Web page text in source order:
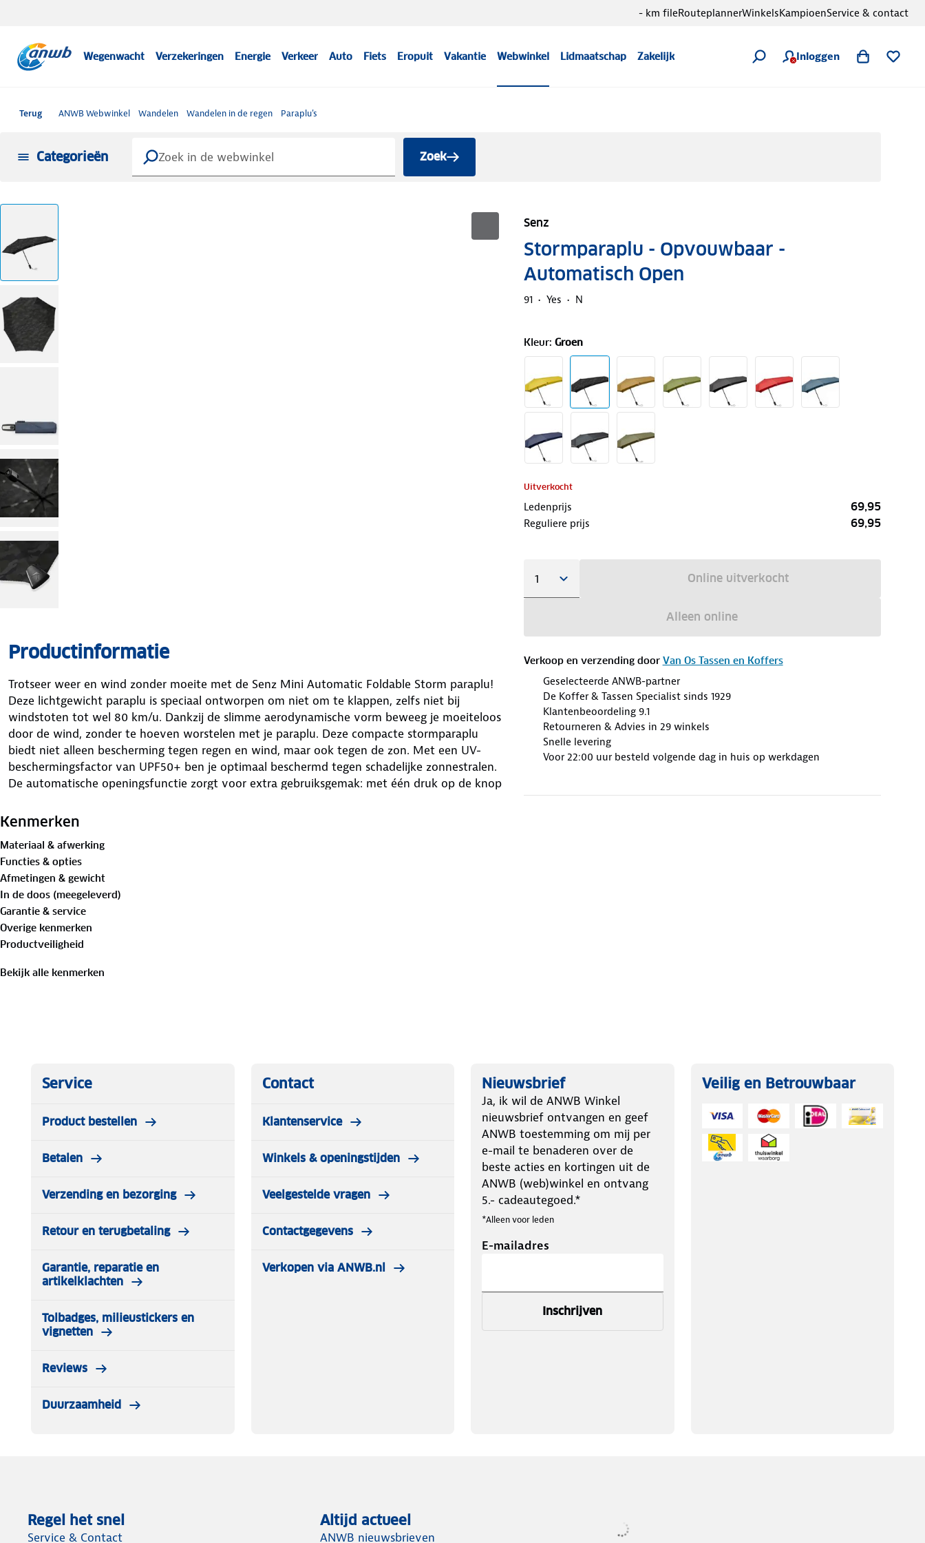
Wegenwacht Verzekeringen Energie Verkeer Auto Fiets Eropuit Vakantie Webwinkel Lidmaatschap Zakelijk Inloggen
- km fileRouteplannerWinkelsKampioenService & contact
Terug ANWB Webwinkel Wandelen Wandelen in de regen Paraplu's
Categorieën Zoek
Senz
Stormparaplu - Opvouwbaar -
Automatisch Open
91 Yes N
Kleur: Groen
Uitverkocht
Ledenprijs 69,95
Reguliere prijs 69,95
Online uitverkocht
Alleen online
Verkoop en verzending door Van Os Tassen en Koffers
Geselecteerde ANWB-partner
De Koffer & Tassen Specialist sinds 1929
Klantenbeoordeling 9.1
Retourneren & Advies in 29 winkels
Snelle levering
Voor 22:00 uur besteld volgende dag in huis op werkdagen
Productinformatie
Trotseer weer en wind zonder moeite met de Senz Mini Automatic Foldable Storm paraplu!
Deze lichtgewicht paraplu is speciaal ontworpen om niet om te klappen, zelfs niet bij
windstoten tot wel 80 km/u. Dankzij de slimme aerodynamische vorm beweeg je moeiteloos
door de wind, zonder te hoeven worstelen met je paraplu. Deze compacte stormparaplu
biedt niet alleen bescherming tegen regen en wind, maar ook tegen de zon. Met een UV-
beschermingsfactor van UPF50+ ben je optimaal beschermd tegen schadelijke zonnestralen.
De automatische openingsfunctie zorgt voor extra gebruiksgemak: met één druk op de knop
stormachtig weer.
Kenmerken
Materiaal & afwerking
Functies & opties
Afmetingen & gewicht
In de doos (meegeleverd)
Garantie & service
Overige kenmerken
Productveiligheid
Bekijk alle kenmerken
Service
Product bestellen
Betalen
Verzending en bezorging
Retour en terugbetaling
Garantie, reparatie en
artikelklachten
Tolbadges, milieustickers en
vignetten
Reviews
Duurzaamheid
Contact
Klantenservice
Winkels & openingstijden
Veelgestelde vragen
Contactgegevens
Verkopen via ANWB.nl
Nieuwsbrief
Ja, ik wil de ANWB Winkel
nieuwsbrief ontvangen en geef
ANWB toestemming om mij per
e-mail te benaderen over de
beste acties en kortingen uit de
ANWB (web)winkel en ontvang
5.- cadeautegoed.*
*Alleen voor leden
E-mailadres
Inschrijven
Veilig en Betrouwbaar
Regel het snel
Service & Contact
Altijd actueel
ANWB nieuwsbrieven